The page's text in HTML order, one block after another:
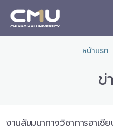
หน้าแรก
ข่
งานสัมมนาทางวิชาการอาเ